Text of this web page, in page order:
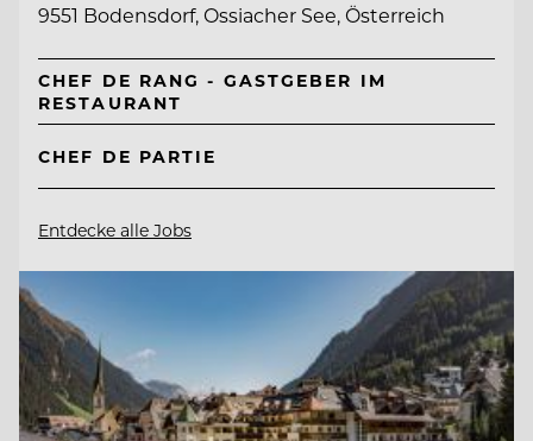
9551 Bodensdorf, Ossiacher See, Österreich
CHEF DE RANG - GASTGEBER IM
RESTAURANT
CHEF DE PARTIE
Entdecke alle Jobs